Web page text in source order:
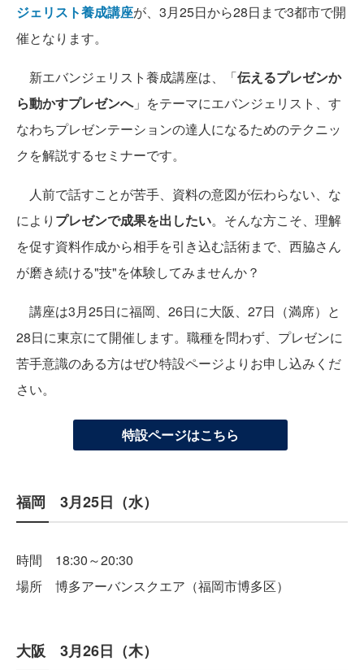
ジェリスト養成講座が、3月25日から28日まで3都市で開
催となります。
新エバンジェリスト養成講座は、「伝えるプレゼンか
ら動かすプレゼンへ」をテーマにエバンジェリスト、す
なわちプレゼンテーションの達人になるためのテクニッ
クを解説するセミナーです。
人前で話すことが苦手、資料の意図が伝わらない、な
により プレゼンで成果を出したい。そんな方こそ、理解
を促す資料作成から相手を引き込む話術まで、西脇さん
が磨き続ける"技"を体験してみませんか？
講座は3月25日に福岡、26日に大阪、27日（満席）と
28日に東京にて開催します。職種を問わず、プレゼンに
苦手意識のある方はぜひ特設ページよりお申し込みくだ
さい。
特設ページはこちら
福岡 3月25日（水）
時間 18:30～20:30
場所 博多アーバンスクエア（福岡市博多区）
大阪 3月26日（木）